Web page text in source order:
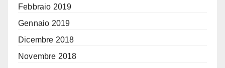
Febbraio 2019
Gennaio 2019
Dicembre 2018
Novembre 2018